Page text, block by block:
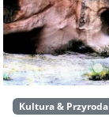
Kultura & Przyroda